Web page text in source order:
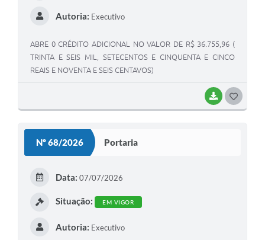
BAIXAR
Autoria: Executivo
ABRE 0 CRÉDITO ADICIONAL NO VALOR DE R$ 36.755,96 (
TRINTA E SEIS MIL, SETECENTOS E CINQUENTA E CINCO
REAIS E NOVENTA E SEIS CENTAVOS)
Nº 68/2026 Portaria
Data: 07/07/2026
Situação: EM VIGOR
Autoria: Executivo